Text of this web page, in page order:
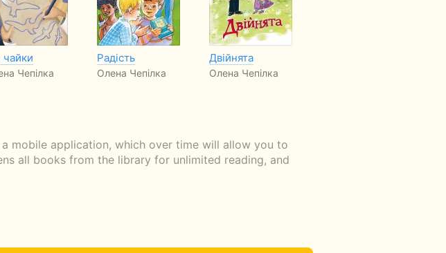
чайки
Чепілка
Радість
Олена Чепілка
Двійнята
Олена Чепілка
mobile application, which over time will allow you to
all books from the library for unlimited reading, and